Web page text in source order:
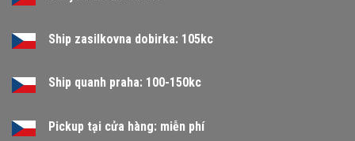
Ship zasilkovna dobirka: 105kc
Ship quanh praha: 100-150kc
Pickup tại cửa hàng: miễn phí